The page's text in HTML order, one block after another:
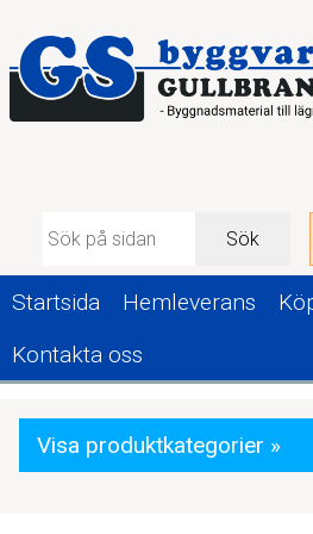
Sök
Startsida Hemleverans
Kontakta oss
Visa produktkategorier »